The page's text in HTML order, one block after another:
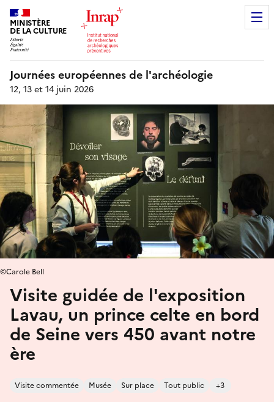
MINISTÈRE
DE LA CULTURE
Journées européennes de l'archéologie
12, 13 et 14 juin 2026
Visite guidée de l'exposition
Lavau, un prince celte en bord
de Seine vers 450 avant notre
ère
Visite commentée Musée Sur place Tout public +3
©Carole Bell